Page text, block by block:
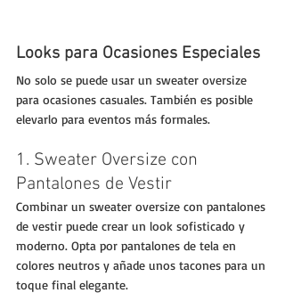
Looks para Ocasiones Especiales
No solo se puede usar un sweater oversize
para ocasiones casuales. También es posible
elevarlo para eventos más formales.
1. Sweater Oversize con
Pantalones de Vestir
Combinar un sweater oversize con pantalones
de vestir puede crear un look sofisticado y
moderno. Opta por pantalones de tela en
colores neutros y añade unos tacones para un
toque final elegante.